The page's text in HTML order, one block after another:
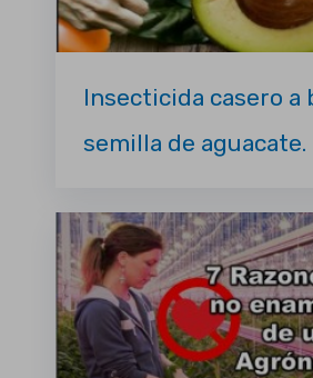
Insecticida casero a
semilla de aguacate.